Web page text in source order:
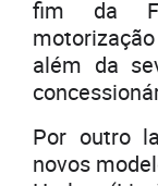
fim da
além da
Por outro
novos